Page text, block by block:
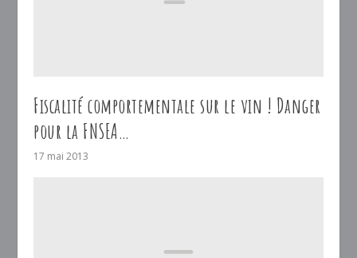
Fiscalité comportementale sur le vin ! Danger
pour la FNSEA…
17 mai 2013